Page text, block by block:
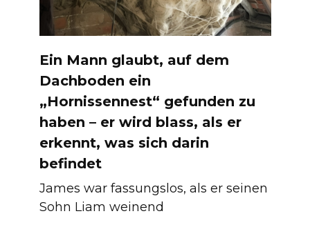
Ein Mann glaubt, auf dem
Dachboden ein
„Hornissennest“ gefunden zu
haben – er wird blass, als er
erkennt, was sich darin
befindet
James war fassungslos, als er seinen
Sohn Liam weinend